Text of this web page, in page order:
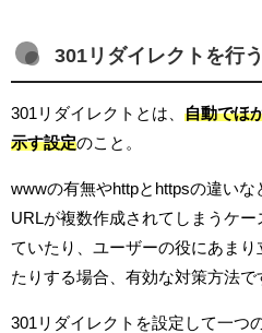
301リダイレクトを行う
301リダイレクトとは、 自動でほ
示す設定のこと。
wwwの有無やhttpとhttpsの違いな
URLが複数作成されてしまうケ
ていたり、ユーザーの役にあま
たりする場合、有効な対策方法で
301リダイレクトを設定して一つ